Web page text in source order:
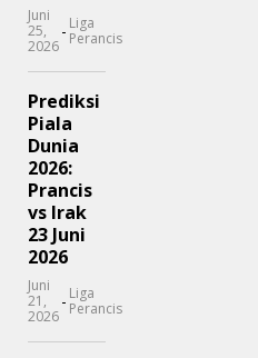
Juni
25,
2026
- Liga
Perancis
Prediksi
Piala
Dunia
2026:
Prancis
vs Irak
23 Juni
2026
Juni
21,
2026
- Liga
Perancis